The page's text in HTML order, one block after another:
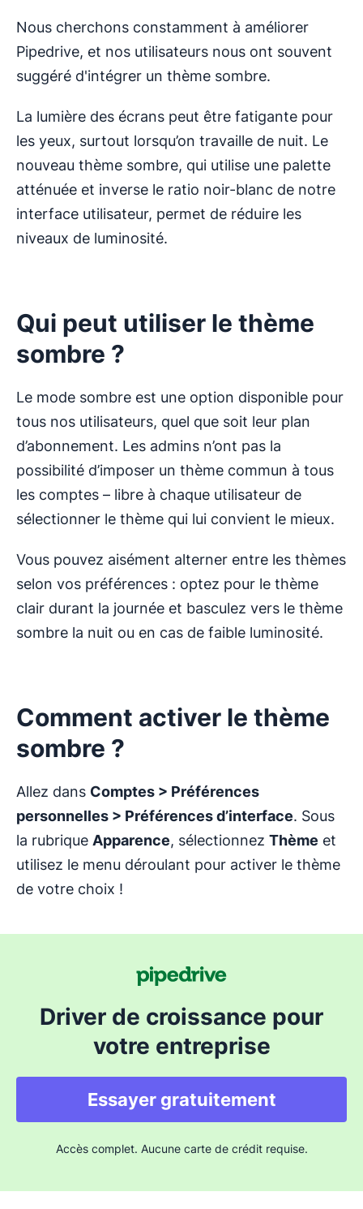
Nous cherchons constamment à améliorer
Pipedrive, et nos utilisateurs nous ont souvent
suggéré d'intégrer un thème sombre.
La lumière des écrans peut être fatigante pour
les yeux, surtout lorsqu’on travaille de nuit. Le
nouveau thème sombre, qui utilise une palette
atténuée et inverse le ratio noir-blanc de notre
interface utilisateur, permet de réduire les
niveaux de luminosité.
Qui peut utiliser le thème
sombre ?
Le mode sombre est une option disponible pour
tous nos utilisateurs, quel que soit leur plan
d’abonnement. Les admins n’ont pas la
possibilité d’imposer un thème commun à tous
les comptes – libre à chaque utilisateur de
sélectionner le thème qui lui convient le mieux.
Vous pouvez aisément alterner entre les thèmes
selon vos préférences : optez pour le thème
clair durant la journée et basculez vers le thème
sombre la nuit ou en cas de faible luminosité.
Comment activer le thème
sombre ?
Allez dans Comptes > Préférences
personnelles > Préférences d’interface. Sous
la rubrique Apparence, sélectionnez Thème et
utilisez le menu déroulant pour activer le thème
de votre choix !
Driver de croissance pour
votre entreprise
Essayer gratuitement
Accès complet. Aucune carte de crédit requise.